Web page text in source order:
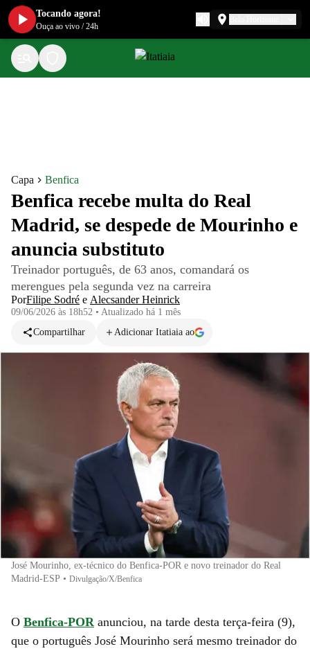
Capa Benfica
Benfica recebe multa do Real
Madrid, se despede de Mourinho e
anuncia substituto
Treinador português, de 63 anos, comandará os
merengues pela segunda vez na carreira
PorFilipe Sodré e Alecsander Heinrick
09/06/2026 às 18h52 • Atualizado há 1 mês
Compartilhar
Adicionar Itatiaia ao
José Mourinho, ex-técnico do Benfica-POR e novo treinador do Real
Madrid-ESP • Divulgação/X/Benfica
O Benfica-POR anunciou, na tarde desta terça-feira (9),
que o português José Mourinho será mesmo treinador do
Tocando agora!
Ouça ao vivo /24h